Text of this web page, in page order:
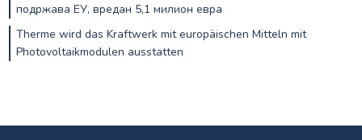
подржава ЕУ, вредан 5,1 милион евра
Therme wird das Kraftwerk mit europäischen Mitteln mit
Photovoltaikmodulen ausstatten